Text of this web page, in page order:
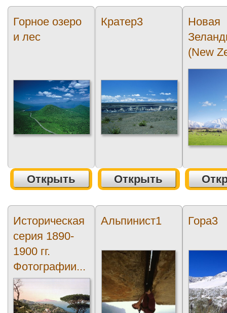
Горное озеро
и лес
Открыть
Кратер3
Открыть
Новая
(New
Историческая
серия 1890-
1900 гг.
Фотографии...
Альпинист1 Гора3